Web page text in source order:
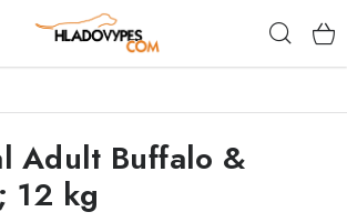
BOXY
Adult Buffalo &
12 kg